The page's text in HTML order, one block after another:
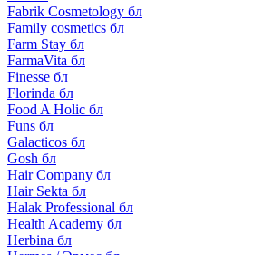
Fabrik Cosmetology бл
Family cosmetics бл
Farm Stay бл
FarmaVita бл
Finesse бл
Florinda бл
Food A Holic бл
Funs бл
Galacticos бл
Gosh бл
Hair Company бл
Hair Sekta бл
Halak Professional бл
Health Academy бл
Herbina бл